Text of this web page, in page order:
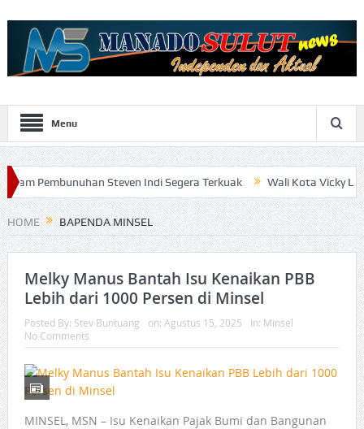
Menu
Steven Indi Segera Terkuak Wali Kota Vicky Lumentut
HOME BAPENDA MINSEL
Melky Manus Bantah Isu Kenaikan PBB
Lebih dari 1000 Persen di Minsel
Posted By: Stev Buntuang on: Agustus 15, 2025 In: Minsel
No Comments
MINSEL, MSN – Isu Kenaikan Pajak Bumi dan Bangunan